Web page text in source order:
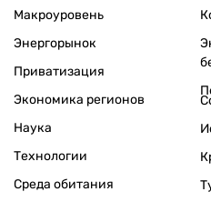
Макроуровень
Энергорынок
Приватизация
Экономика регионов
Наука
Технологии
Среда обитания